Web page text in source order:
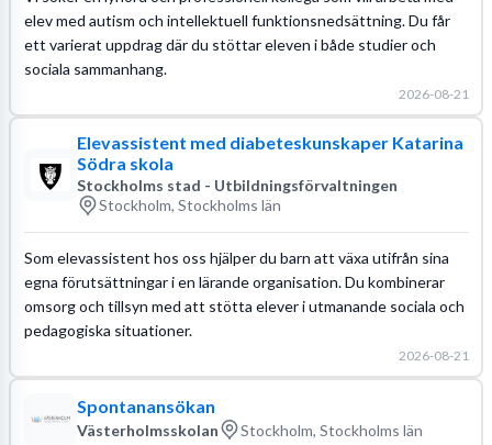
elev med autism och intellektuell funktionsnedsättning. Du får
ett varierat uppdrag där du stöttar eleven i både studier och
sociala sammanhang.
2026-08-21
Elevassistent med diabeteskunskaper Katarina
Södra skola
Stockholms stad - Utbildningsförvaltningen
Stockholm, Stockholms län
Som elevassistent hos oss hjälper du barn att växa utifrån sina
egna förutsättningar i en lärande organisation. Du kombinerar
omsorg och tillsyn med att stötta elever i utmanande sociala och
pedagogiska situationer.
2026-08-21
Spontanansökan
Västerholmsskolan Stockholm, Stockholms län